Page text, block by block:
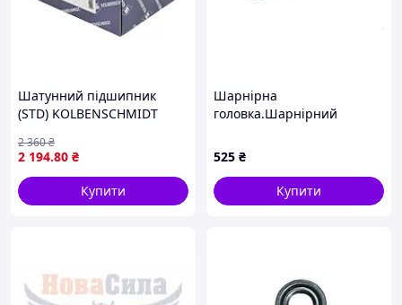
Шатунний підшипник
(STD) KOLBENSCHMIDT
2 194.80 ₴
2 360₴
Купити
Шарнірна
головка.Шарнірний
діаметр 6 мм різьба М6х1)
- 10 шт. Код/Артикул
525 ₴
Купити